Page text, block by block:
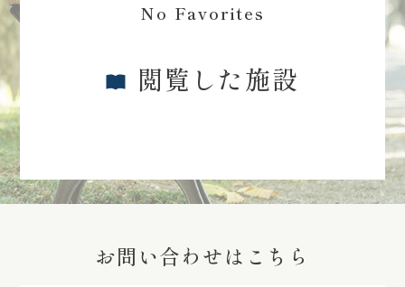
No Favorites
閲覧した施設
お問い合わせはこちら